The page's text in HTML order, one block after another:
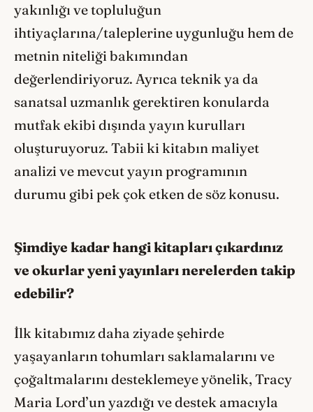
yakınlığı ve topluluğun
ihtiyaçlarına/taleplerine uygunluğu hem de
metnin niteliği bakımından
değerlendiriyoruz. Ayrıca teknik ya da
sanatsal uzmanlık gerektiren konularda
mutfak ekibi dışında yayın kurulları
oluşturuyoruz. Tabii ki kitabın maliyet
analizi ve mevcut yayın programının
durumu gibi pek çok etken de söz konusu.
Şimdiye kadar hangi kitapları çıkardınız
ve okurlar yeni yayınları nerelerden takip
edebilir?
İlk kitabımız daha ziyade şehirde
yaşayanların tohumları saklamalarını ve
çoğaltmalarını desteklemeye yönelik, Tracy
Maria Lord’un yazdığı ve destek amacıyla